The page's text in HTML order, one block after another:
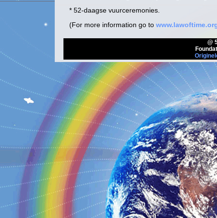
* 52-daagse vuurceremonies.
(For more information go to
@